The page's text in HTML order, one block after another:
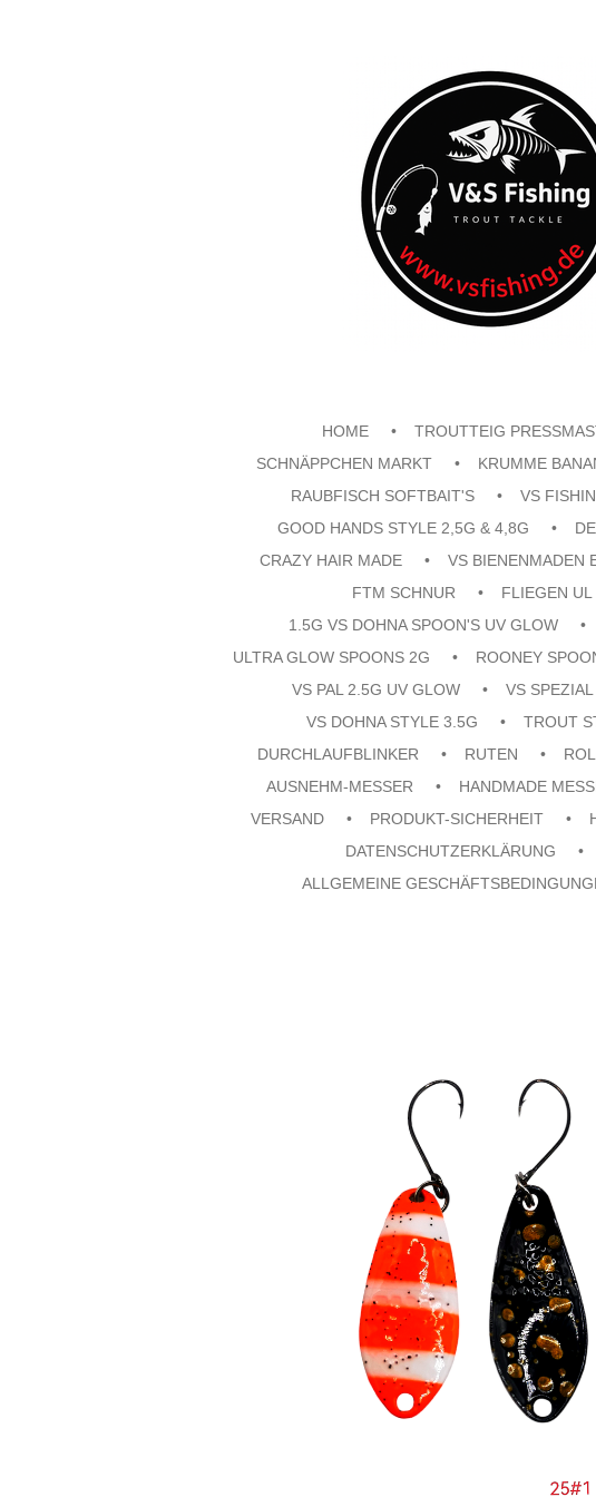
HOME TROUTTEIG
SCHNÄPPCHEN MARKT
KRUMME
RAUBFISCH SOFTBAIT'S
VS
GOOD HANDS STYLE 2,5G & 4,8G
CRAZY HAIR MADE
VS BIENENMADEN
FTM SCHNUR
FLIEGEN UL
1.5G VS DOHNA SPOON'S UV GLOW
ULTRA GLOW SPOONS 2G
ROONEY
VS PAL 2.5G UV GLOW
VS
VS DOHNA STYLE 3.5G
TROUT
DURCHLAUFBLINKER
RUTEN
AUSNEHM-MESSER
HANDMADE
VERSAND
PRODUKT-SICHERHEIT
DATENSCHUTZERKLÄRUNG
ALLGEMEINE